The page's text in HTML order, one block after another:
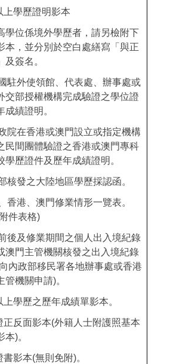
上學歷證明影本
學位係境外學歷者，請另檢附下
本，並分別於空白處繕寫「與正
及簽名。
駐外使領館、代表處、辦事處或
交部授權機構完成驗證之學位證
成績證明。
院在香港或澳門設立或指定機構
民間團體驗證之香港或澳門專科
學歷證件及歷年成績證明。
核發之大陸地區學歷採認函。
香港、澳門修業情形一覽表。
件表格)
後及修業期間之個人出入境紀錄
澳門主管機關核發之出入境紀錄
內政部移民署各地辦事處或香港
管機關申請)。
上學歷之歷年成績單影本。
正反面影本(外籍人士附護照基本
本)。
書影本(無則免附)。